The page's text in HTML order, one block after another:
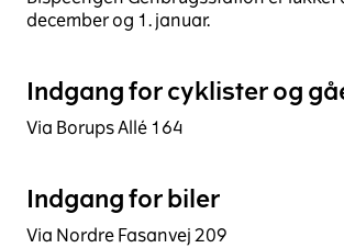
december og 1. januar.
Indgang for cyklister og
Via Borups Allé 164
Indgang for biler
Via Nordre Fasanvej 209